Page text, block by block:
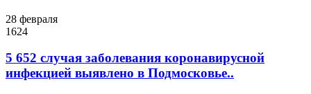
28 февраля
1624
5 652 случая заболевания коронавирусной
инфекцией выявлено в Подмосковье..